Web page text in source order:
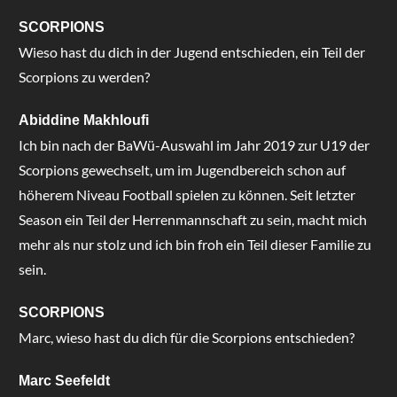
SCORPIONS
Wieso hast du dich in der Jugend entschieden, ein Teil der
Scorpions zu werden?
Abiddine Makhloufi
Ich bin nach der BaWü-Auswahl im Jahr 2019 zur U19 der
Scorpions gewechselt, um im Jugendbereich schon auf
höherem Niveau Football spielen zu können. Seit letzter
Season ein Teil der Herrenmannschaft zu sein, macht mich
mehr als nur stolz und ich bin froh ein Teil dieser Familie zu
sein.
SCORPIONS
Marc, wieso hast du dich für die Scorpions entschieden?
Marc Seefeldt